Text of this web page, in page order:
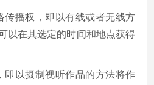
传播权，即以有线或者无线方
以在其选定的时间和地点获得
即以摄制视听作品的方法将作